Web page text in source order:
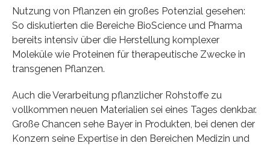
Nutzung von Pflanzen ein großes Potenzial gesehen:
So diskutierten die Bereiche BioScience und Pharma
bereits intensiv über die Herstellung komplexer
Moleküle wie Proteinen für therapeutische Zwecke in
transgenen Pflanzen.
Auch die Verarbeitung pflanzlicher Rohstoffe zu
vollkommen neuen Materialien sei eines Tages denkbar.
Große Chancen sehe Bayer in Produkten, bei denen der
Konzern seine Expertise in den Bereichen Medizin und